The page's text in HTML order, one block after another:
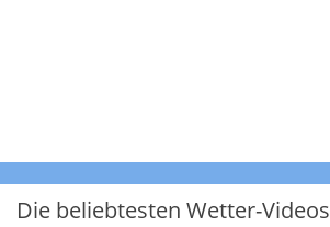
Die beliebtesten Wetter-Videos